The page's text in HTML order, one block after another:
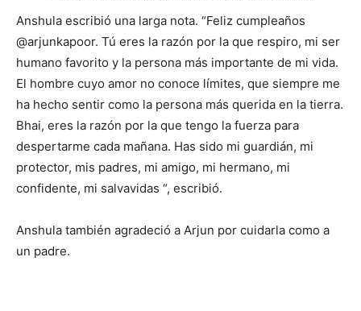
Anshula escribió una larga nota. “Feliz cumpleaños
@arjunkapoor. Tú eres la razón por la que respiro, mi ser
humano favorito y la persona más importante de mi vida.
El hombre cuyo amor no conoce límites, que siempre me
ha hecho sentir como la persona más querida en la tierra.
Bhai, eres la razón por la que tengo la fuerza para
despertarme cada mañana. Has sido mi guardián, mi
protector, mis padres, mi amigo, mi hermano, mi
confidente, mi salvavidas “, escribió.
Anshula también agradeció a Arjun por cuidarla como a
un padre.